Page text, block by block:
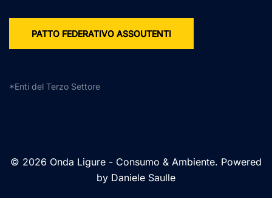
PATTO FEDERATIVO ASSOUTENTI
*Enti del Terzo Settore
© 2026 Onda Ligure - Consumo & Ambiente. Powered
by Daniele Saulle